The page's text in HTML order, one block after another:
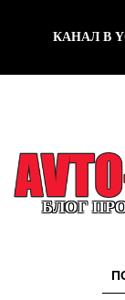
КАНАЛ В
БЛОГ